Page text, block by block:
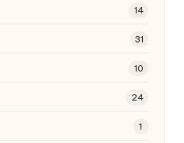
14
31
10
24
1